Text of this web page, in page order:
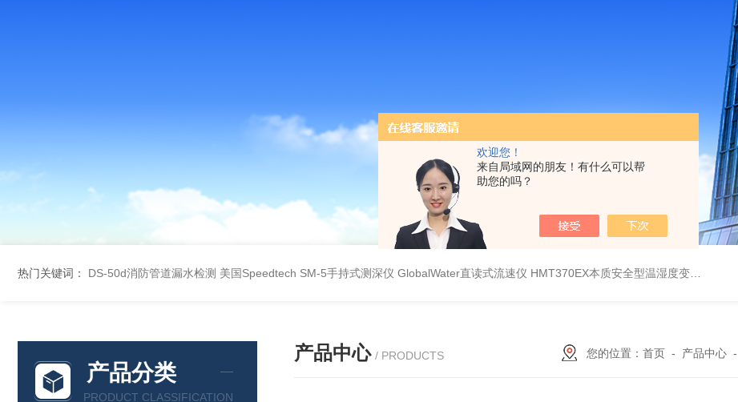
欢迎您！
来自局域网的朋友！有什么可以帮
助您的吗？
热门关键词： DS-50d消防管道漏水检测 美国Speedtech SM-5手持式测深仪 GlobalWater直读式流速仪 HMT370EX本质安全型温湿度变送器系列 适用于 0 区和 20 区
产品分类
PRODUCT CLASSIFICATION
产品中心 / PRODUCTS 您的位置： 首页- 产品中心-